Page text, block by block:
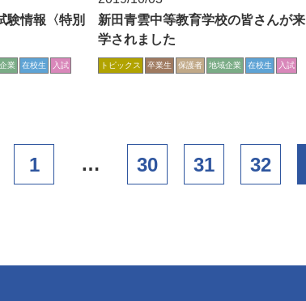
験情報〈特別
業 在校生 入試
新田青雲中等教育学校の皆さんが来
学されました
トピックス 卒業生 保護者 地域企業 在校生 入試
1 … 30 31 32